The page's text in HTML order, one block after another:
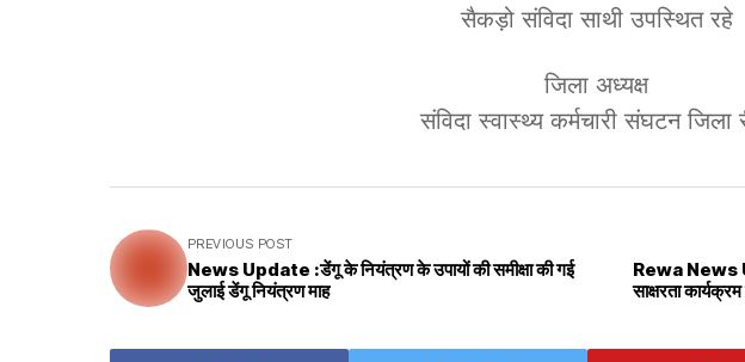
सैकड़ो संविदा साथी उपस्थित रहे
जिला अध्यक्ष
संविदा स्वास्थ्य कर्मचारी संघटन जिला
PREVIOUS POST
News Update :डेंगू के नियंत्रण के उपायों की समीक्षा की गई
जुलाई डेंगू नियंत्रण माह
Rewa News
साक्षरता